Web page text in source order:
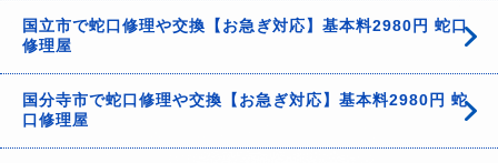
国立市で蛇口修理や交換【お急ぎ対応】基本料2980円 蛇口
修理屋
国分寺市で蛇口修理や交換【お急ぎ対応】基本料2980円 蛇
口修理屋